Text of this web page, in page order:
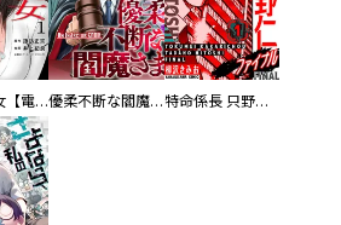
復讐の魔女【電子単行本版】 優柔不断な閻魔さま 特命係長 只野仁ファイナル 愛蔵版